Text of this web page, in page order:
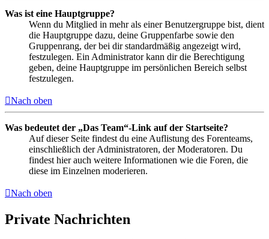
Was ist eine Hauptgruppe?
Wenn du Mitglied in mehr als einer Benutzergruppe bist, dient
die Hauptgruppe dazu, deine Gruppenfarbe sowie den
Gruppenrang, der bei dir standardmäßig angezeigt wird,
festzulegen. Ein Administrator kann dir die Berechtigung
geben, deine Hauptgruppe im persönlichen Bereich selbst
festzulegen.
Nach oben
Was bedeutet der „Das Team“-Link auf der Startseite?
Auf dieser Seite findest du eine Auflistung des Forenteams,
einschließlich der Administratoren, der Moderatoren. Du
findest hier auch weitere Informationen wie die Foren, die
diese im Einzelnen moderieren.
Nach oben
Private Nachrichten